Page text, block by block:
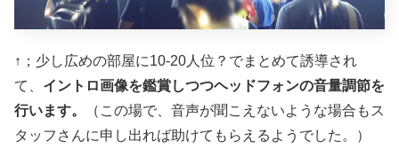
↑；少し広めの部屋に10-20人位？でまとめて誘導され
て、 イントロ画像を鑑賞しつつヘッドフォンの音量調節を
行います。
（この場で、音声が聞こえないような場合もス
タッフさんに申し出れば助けてもらえるようでした。）